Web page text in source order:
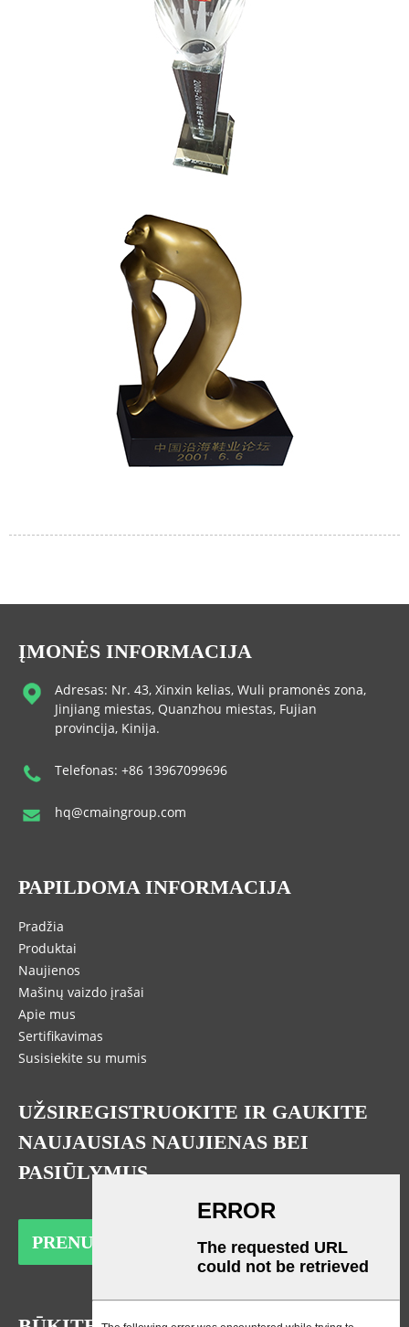
ĮMONĖS INFORMACIJA
Adresas: Nr. 43, Xinxin kelias, Wuli pramonės zona,
Jinjiang miestas, Quanzhou miestas, Fujian
provincija, Kinija.
Telefonas: +86 13967099696
hq@cmaingroup.com
PAPILDOMA INFORMACIJA
Pradžia
Produktai
Naujienos
Mašinų vaizdo įrašai
Apie mus
Sertifikavimas
Susisiekite su mumis
UŽSIREGISTRUOKITE IR GAUKITE
NAUJAUSIAS NAUJIENAS BEI
PASIŪLYMUS
PRENUMERUOTI